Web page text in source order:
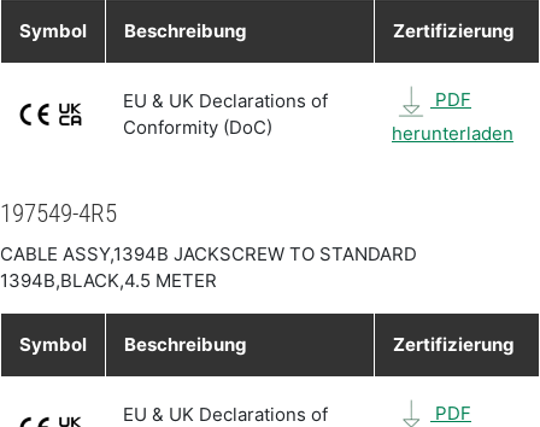
Symbol Beschreibung Zertifizierung
EU & UK Declarations of
Conformity (DoC)
PDF
herunterladen
197549-4R5
CABLE ASSY,1394B JACKSCREW TO STANDARD
1394B,BLACK,4.5 METER
Symbol Beschreibung Zertifizierung
EU & UK Declarations of
PDF